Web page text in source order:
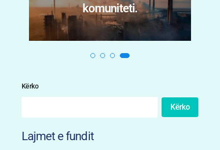
në neonatologjinë shqiptare.
Kërko
Kërko
Lajmet e fundit